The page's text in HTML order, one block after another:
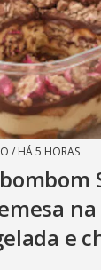
/ HÁ 5 HORAS
e